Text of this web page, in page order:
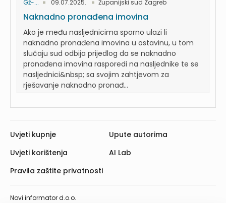
Gž-... 09.07.2025. Županijski sud Zagreb
Naknadno pronađena imovina
Ako je među nasljednicima sporno ulazi li
naknadno pronađena imovina u ostavinu, u tom
slučaju sud odbija prijedlog da se naknadno
pronađena imovina rasporedi na nasljednike te se
nasljednici&nbsp; sa svojim zahtjevom za
rješavanje naknadno pronađ...
Novi informator d.o.o.
Uvjeti kupnje
Uvjeti korištenja
Pravila zaštite privatnosti
Upute autorima
AI Lab